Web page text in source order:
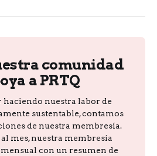
comunidad
a PRTQ
haciendo nuestra labor de
sustentable, contamos
de nuestra membresía.
mes, nuestra membresía
con un resumen de